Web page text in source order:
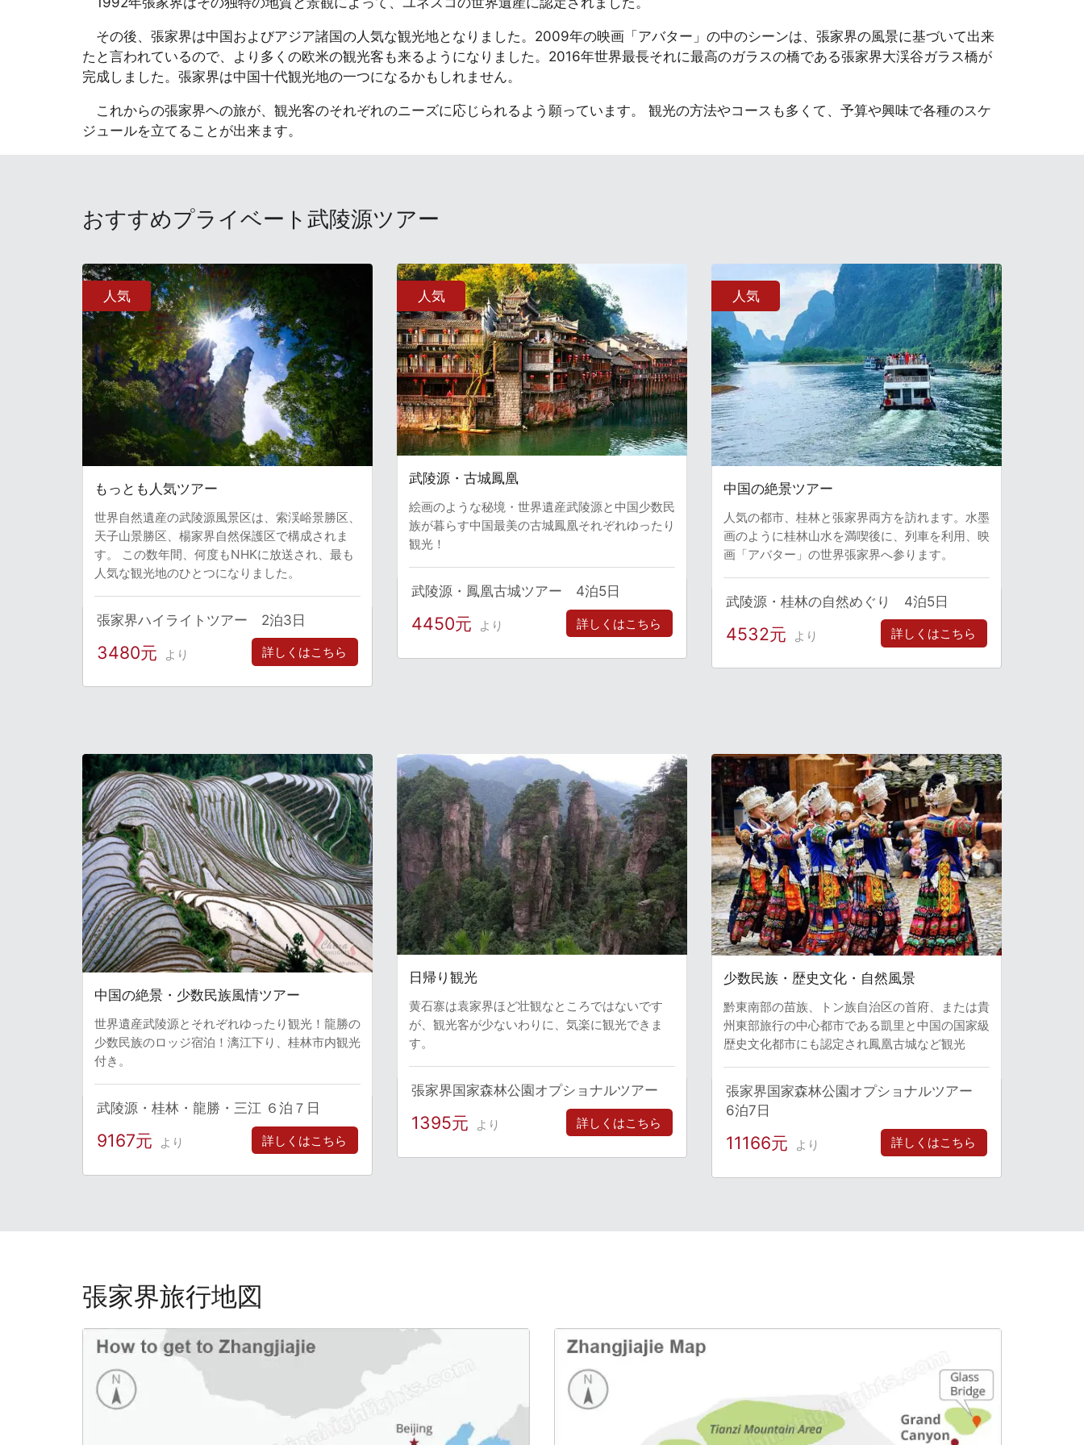
その後、張家界は中国およびアジア諸国の人気な観光地となりました。2009年の映画「アバター」の中のシーンは、張家界の風景に基づいて出来
たと言われているので、より多くの欧米の観光客も来るようになりました。2016年世界最長それに最高のガラスの橋である張家界大渓谷ガラス橋が
完成しました。張家界は中国十代観光地の一つになるかもしれません。
これからの張家界ヘの旅が、観光客のそれぞれのニーズに応じられるよう願っています。 観光の方法やコースも多くて、予算や興味で各種のスケ
ジュールを立てることが出来ます。
おすすめプライベート武陵源ツアー
人気
もっとも人気ツアー
世界自然遺産の武陵源風景区は、索渓峪景勝区、
天子山景勝区、楊家界自然保護区で構成されま
す。 この数年間、何度もNHKに放送され、最も
人気な観光地のひとつになりました。
張家界ハイライトツアー 2泊3日
3480元 より 詳しくはこちら
人気
武陵源・古城鳳凰
絵画のような秘境・世界遺産武陵源と中国少数民
族が暮らす中国最美の古城鳳凰それぞれゆったり
観光！
武陵源・鳳凰古城ツアー 4泊5日
4450元 より 詳しくはこちら
人気
中国の絶景ツアー
人気の都市、桂林と張家界両方を訪れます。水墨
画のように桂林山水を満喫後に、列車を利用、映
画「アバター」の世界張家界へ参ります。
武陵源・桂林の自然めぐり 4泊5日
4532元 より 詳しくはこちら
中国の絶景・少数民族風情ツアー
世界遺産武陵源とそれぞれゆったり観光！龍勝の
少数民族のロッジ宿泊！漓江下り、桂林市内観光
付き。
武陵源・桂林・龍勝・三江 ６泊７日
9167元 より 詳しくはこちら
日帰り観光
黄石寨は袁家界ほど壮観なところではないです
が、観光客が少ないわりに、気楽に観光できま
す。
張家界国家森林公園オプショナルツアー
1395元 より 詳しくはこちら
少数民族・歴史文化・自然風景
黔東南部の苗族、トン族自治区の首府、または貴
州東部旅行の中心都市である凱里と中国の国家級
歴史文化都市にも認定され鳳凰古城など観光
張家界国家森林公園オプショナルツアー
6泊7日
11166元 より 詳しくはこちら
張家界旅行地図